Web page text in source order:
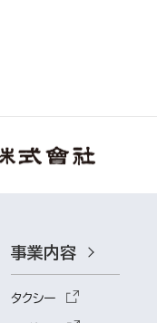
事業内容
タクシー